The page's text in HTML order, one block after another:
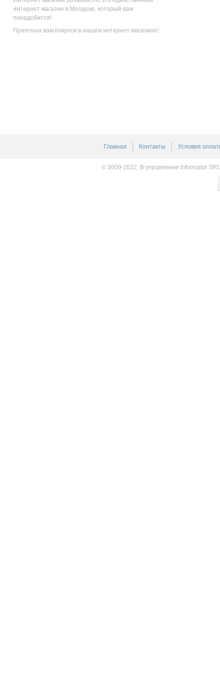
интернет магазин в Молдове, который вам
понадобится!
Приятных вам покупок в нашем интернет магазине!
Главная Контакты Условия
© 2009-2022, В управлении Informator SRL